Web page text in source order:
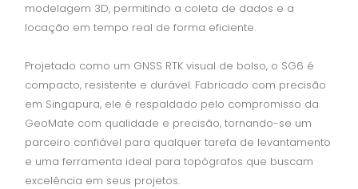
modelagem 3D, permitindo a coleta de dados e a
locação em tempo real de forma eficiente.
Projetado como um GNSS RTK visual de bolso, o SG6 é
compacto, resistente e durável. Fabricado com precisão
em Singapura, ele é respaldado pelo compromisso da
GeoMate com qualidade e precisão, tornando-se um
parceiro confiável para qualquer tarefa de levantamento
e uma ferramenta ideal para topógrafos que buscam
excelência em seus projetos.